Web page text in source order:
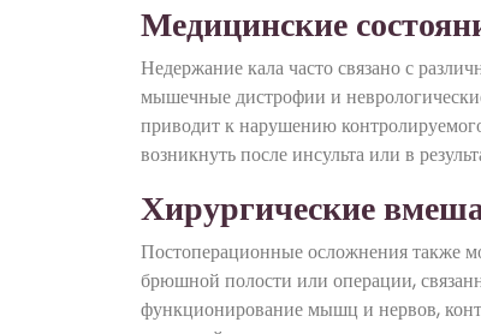
Медицинские
Недержание кала часто связано с
мышечные дистрофии и
приводит к нарушению
возникнуть после инсульта или в
Хирургические
Постоперационные осложнения также
брюшной полости или операции,
функционирование мышц и нервов,